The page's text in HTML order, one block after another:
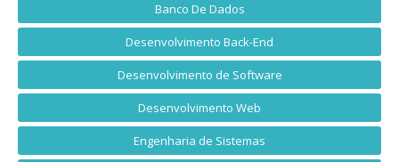
Banco De Dados
Desenvolvimento Back-End
Desenvolvimento de Software
Desenvolvimento Web
Engenharia de Sistemas